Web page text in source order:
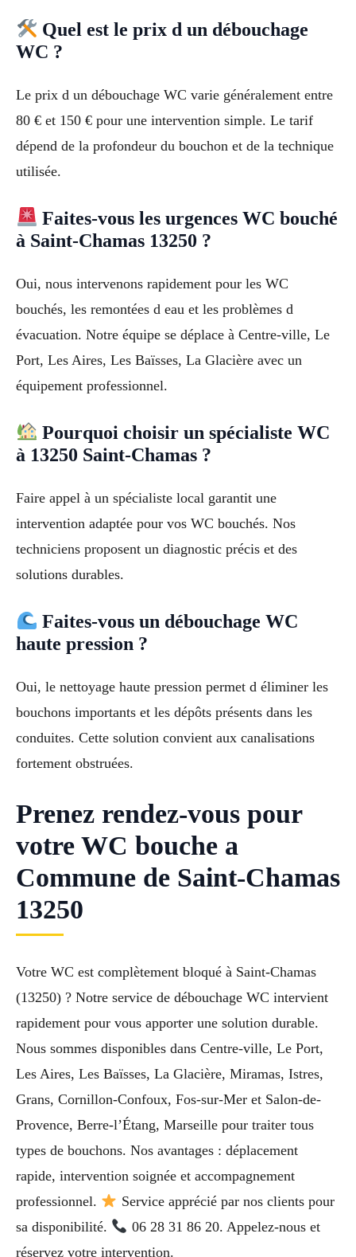
Quel est le prix d un débouchage
WC ?
Le prix d un débouchage WC varie généralement entre
80 € et 150 € pour une intervention simple. Le tarif
dépend de la profondeur du bouchon et de la technique
utilisée.
Faites-vous les urgences WC bouché
à Saint-Chamas 13250 ?
Oui, nous intervenons rapidement pour les WC
bouchés, les remontées d eau et les problèmes d
évacuation. Notre équipe se déplace à Centre-ville, Le
Port, Les Aires, Les Baïsses, La Glacière avec un
équipement professionnel.
Pourquoi choisir un spécialiste WC
à 13250 Saint-Chamas ?
Faire appel à un spécialiste local garantit une
intervention adaptée pour vos WC bouchés. Nos
techniciens proposent un diagnostic précis et des
solutions durables.
Faites-vous un débouchage WC
haute pression ?
Oui, le nettoyage haute pression permet d éliminer les
bouchons importants et les dépôts présents dans les
conduites. Cette solution convient aux canalisations
fortement obstruées.
Prenez rendez-vous pour
votre WC bouche a
Commune de Saint-Chamas
13250
Votre WC est complètement bloqué à Saint-Chamas
(13250) ? Notre service de débouchage WC intervient
rapidement pour vous apporter une solution durable.
Nous sommes disponibles dans Centre-ville, Le Port,
Les Aires, Les Baïsses, La Glacière, Miramas, Istres,
Grans, Cornillon-Confoux, Fos-sur-Mer et Salon-de-
Provence, Berre-l’Étang, Marseille pour traiter tous
types de bouchons. Nos avantages : déplacement
rapide, intervention soignée et accompagnement
professionnel.
Service apprécié par nos clients pour
sa disponibilité.
06 28 31 86 20. Appelez-nous et
réservez votre intervention.